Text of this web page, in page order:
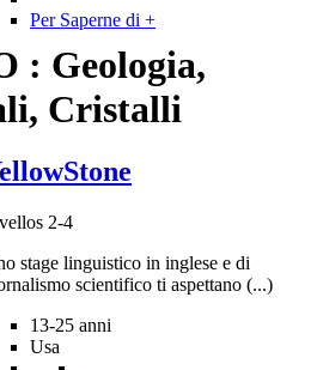
Per Saperne di +
: Geologia,
Cristalli
2-4
stage linguistico in inglese e di
scientifico ti aspettano (...)
13-25 anni
Usa